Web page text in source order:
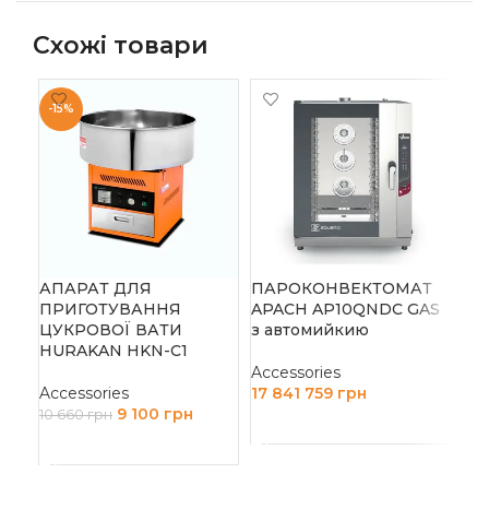
Схожі товари
-15%
АПАРАТ ДЛЯ
ПРИГОТУВАННЯ
ЦУКРОВОЇ ВАТИ
HURAKAN HKN-C1
Accessories
10 660грн 9 100 грн
ПАРОКОНВЕКТОМАТ
APACH AP10QNDC GAS
з автомийкию
Accessories
17 841 759 грн